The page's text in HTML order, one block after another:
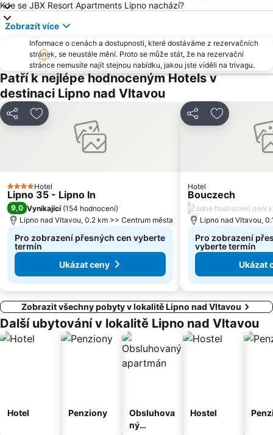
Kde se JBX Resort Apartments Lipno nachází?
Zobrazít více
Informace o cenách a dostupnosti, které dostáváme z rezervačních
stránek, se neustále mění. Proto se může stát, že na rezervační
stránce nemusíte najít stejnou nabídku, jakou jste viděli na trivagu.
Patří k nejlépe hodnoceným Hotels v
destinaci Lipno nad Vltavou
Sdílet Přidat na seznam oblíbených hotelů
4 Počet hvězdiček
Hotel
Lipno 35 - Lipno In
9,0 Vynikající (154 hodnocení)
Lipno nad Vltavou, 0.2 km >> Centrum města
Pro zobrazení přesných cen vyberte
termín
Ukázat ceny
Sdílet Přidat na
Hotel
Bouczech
/Žádné hodnocení není
Lipno nad Vltavou,
Pro zobrazení
vyberte termín
Ukázat
Zobrazit všechny pobyty v lokalitě Lipno nad Vltavou
Další ubytování v lokalitě Lipno nad Vltavou
Hotel Penziony
Obsluhova
ný
Hostel